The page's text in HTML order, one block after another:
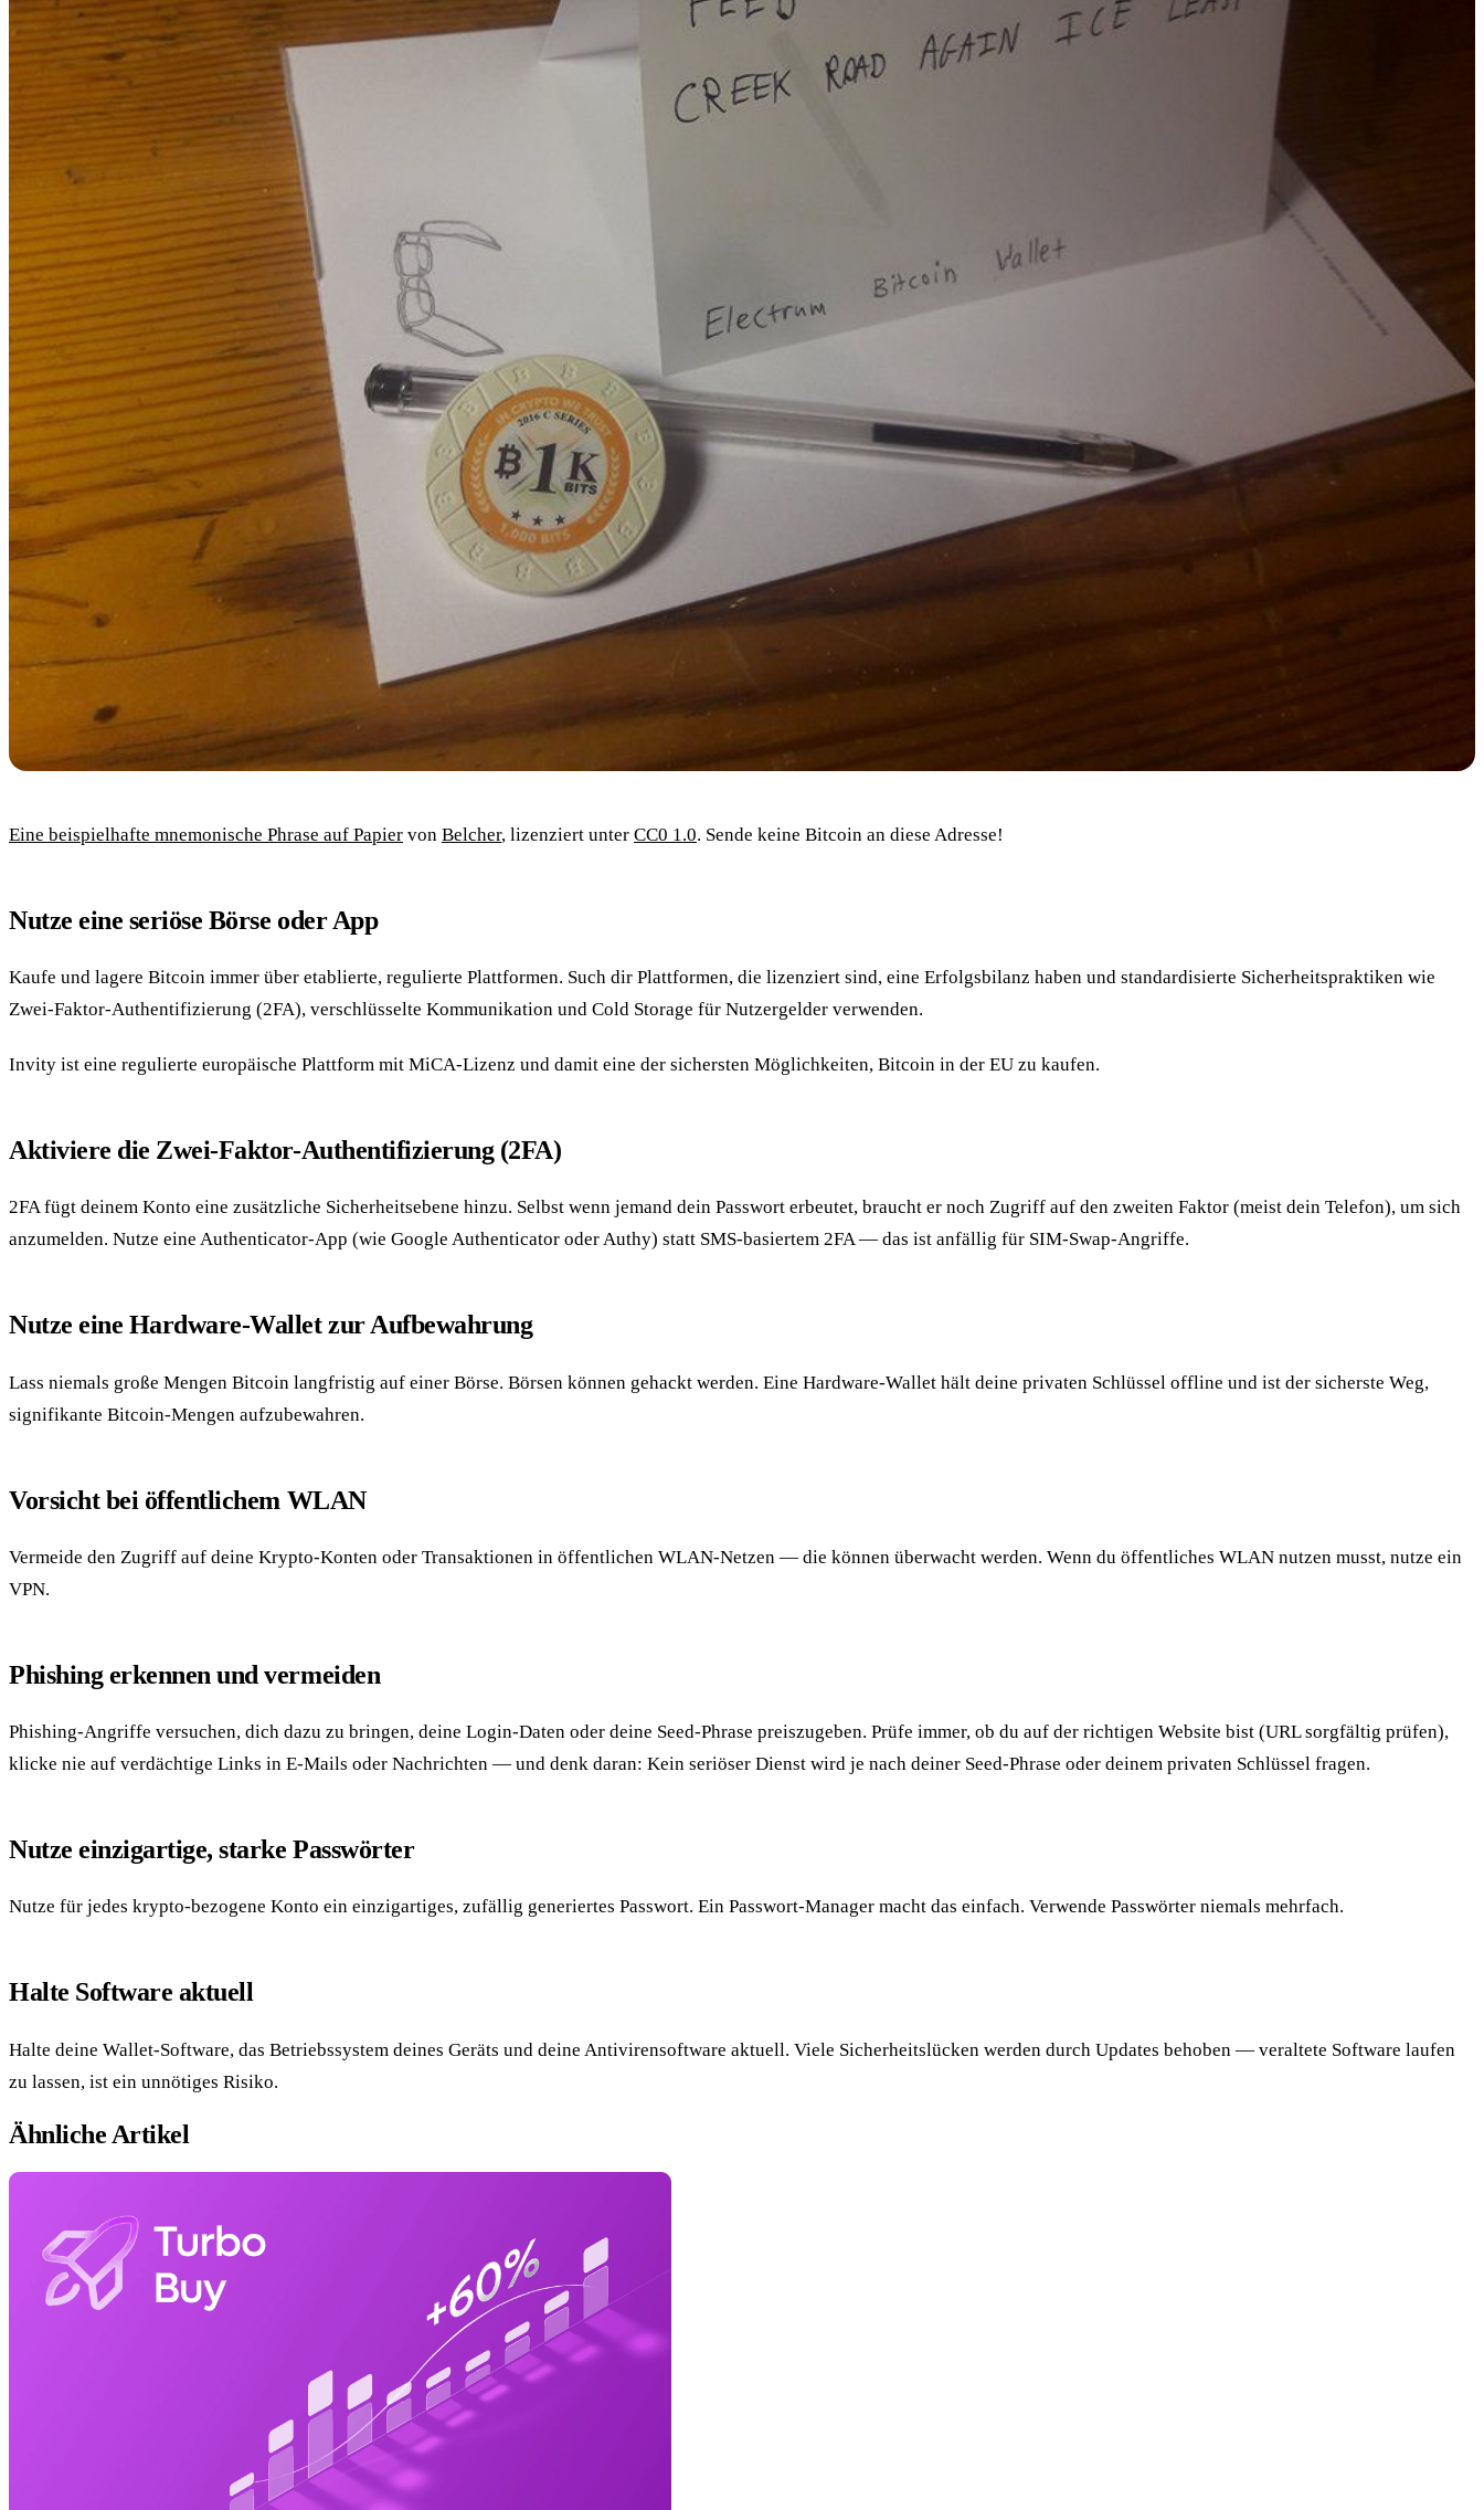
Eine beispielhafte mnemonische Phrase auf Papier von Belcher, lizenziert unter CC0 1.0. Sende keine Bitcoin an diese Adresse!
Nutze eine seriöse Börse oder App
Kaufe und lagere Bitcoin immer über etablierte, regulierte Plattformen. Such dir Plattformen, die lizenziert sind, eine Erfolgsbilanz haben und standardisierte Sicherheitspraktiken wie
Zwei-Faktor-Authentifizierung (2FA), verschlüsselte Kommunikation und Cold Storage für Nutzergelder verwenden.
Invity ist eine regulierte europäische Plattform mit MiCA-Lizenz und damit eine der sichersten Möglichkeiten, Bitcoin in der EU zu kaufen.
Aktiviere die Zwei-Faktor-Authentifizierung (2FA)
2FA fügt deinem Konto eine zusätzliche Sicherheitsebene hinzu. Selbst wenn jemand dein Passwort erbeutet, braucht er noch Zugriff auf den zweiten Faktor (meist dein Telefon), um sich
anzumelden. Nutze eine Authenticator-App (wie Google Authenticator oder Authy) statt SMS-basiertem 2FA — das ist anfällig für SIM-Swap-Angriffe.
Nutze eine Hardware-Wallet zur Aufbewahrung
Lass niemals große Mengen Bitcoin langfristig auf einer Börse. Börsen können gehackt werden. Eine Hardware-Wallet hält deine privaten Schlüssel offline und ist der sicherste Weg,
signifikante Bitcoin-Mengen aufzubewahren.
Vorsicht bei öffentlichem WLAN
Vermeide den Zugriff auf deine Krypto-Konten oder Transaktionen in öffentlichen WLAN-Netzen — die können überwacht werden. Wenn du öffentliches WLAN nutzen musst, nutze ein
VPN.
Phishing erkennen und vermeiden
Phishing-Angriffe versuchen, dich dazu zu bringen, deine Login-Daten oder deine Seed-Phrase preiszugeben. Prüfe immer, ob du auf der richtigen Website bist (URL sorgfältig prüfen),
klicke nie auf verdächtige Links in E-Mails oder Nachrichten — und denk daran: Kein seriöser Dienst wird je nach deiner Seed-Phrase oder deinem privaten Schlüssel fragen.
Nutze einzigartige, starke Passwörter
Nutze für jedes krypto-bezogene Konto ein einzigartiges, zufällig generiertes Passwort. Ein Passwort-Manager macht das einfach. Verwende Passwörter niemals mehrfach.
Halte Software aktuell
Halte deine Wallet-Software, das Betriebssystem deines Geräts und deine Antivirensoftware aktuell. Viele Sicherheitslücken werden durch Updates behoben — veraltete Software laufen
zu lassen, ist ein unnötiges Risiko.
Ähnliche Artikel